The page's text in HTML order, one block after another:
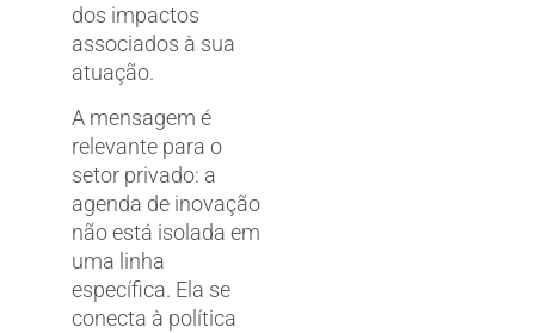
dos impactos
associados à sua
atuação.
A mensagem é
relevante para o
setor privado: a
agenda de inovação
não está isolada em
uma linha
específica. Ela se
conecta à política